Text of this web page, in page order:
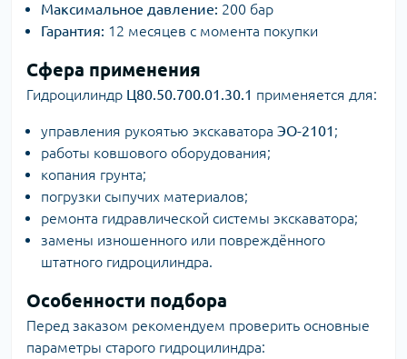
Максимальное давление: 200 бар
Гарантия: 12 месяцев с момента покупки
Сфера применения
Гидроцилиндр Ц80.50.700.01.30.1 применяется для:
управления рукоятью экскаватора ЭО-2101 ;
работы ковшового оборудования;
копания грунта;
погрузки сыпучих материалов;
ремонта гидравлической системы экскаватора;
замены изношенного или повреждённого
штатного гидроцилиндра.
Особенности подбора
Перед заказом рекомендуем проверить основные
параметры старого гидроцилиндра: